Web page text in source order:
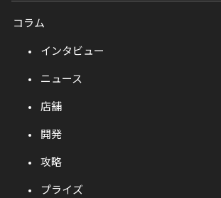
コラム
インタビュー
ニュース
店舗
開発
攻略
プライズ